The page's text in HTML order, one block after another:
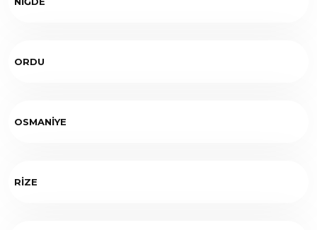
ORDU
OSMANİYE
RİZE